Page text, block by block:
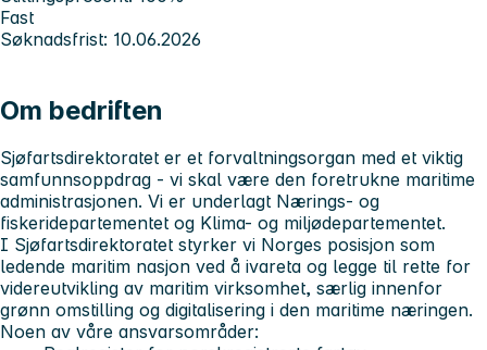
Fast
Søknadsfrist: 10.06.2026
Om bedriften
Sjøfartsdirektoratet er et forvaltningsorgan med et viktig
samfunnsoppdrag - vi skal være den foretrukne maritime
administrasjonen. Vi er underlagt Nærings- og
fiskeridepartementet og Klima- og miljødepartementet.
I Sjøfartsdirektoratet styrker vi Norges posisjon som
ledende maritim nasjon ved å ivareta og legge til rette for
videreutvikling av maritim virksomhet, særlig innenfor
grønn omstilling og digitalisering i den maritime næringen.
Noen av våre ansvarsområder: